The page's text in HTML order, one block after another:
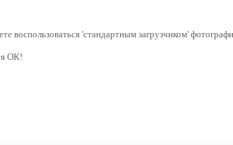
воспользоваться 'стандартным загрузчиком'
ОК!